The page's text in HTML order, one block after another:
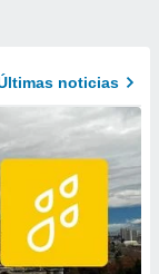
noticias